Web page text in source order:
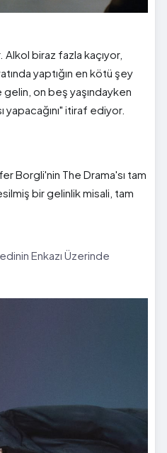
Alkol biraz fazla kaçıyor,
yaptığın en kötü şey
on beş yaşındayken
yapacağını" itiraf ediyor.
Borgli'nin The Drama'sı tam
bir gelinlik misali, tam
Enkazı Üzerinde